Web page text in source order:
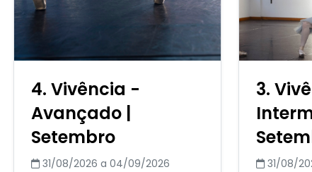
4. Vivência -
Avançado |
Setembro
31/08/2026 a 04/09/2026
3.
31/08/